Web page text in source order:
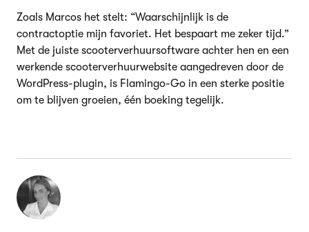
Zoals Marcos het stelt: “Waarschijnlijk is de
contractoptie mijn favoriet. Het bespaart me zeker tijd.”
Met de juiste scooterverhuursoftware achter hen en een
werkende scooterverhuurwebsite aangedreven door de
WordPress-plugin, is Flamingo-Go in een sterke positie
om te blijven groeien, één boeking tegelijk.